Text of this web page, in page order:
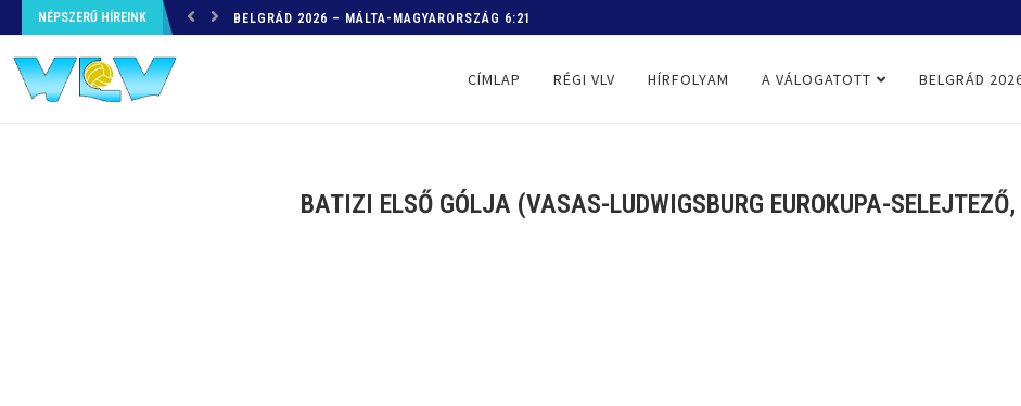
NÉPSZERŰ HÍREINK HELYZETKÉP AZ EB-RŐL – A TOVÁBBI PROGRAM
CÍMLAP RÉGI VLV HÍRFOLYAM A VÁLOGATOTT BELGRÁD
BATIZI ELSŐ GÓLJA (VASAS-LUDWIGSBURG EUROKUPA-